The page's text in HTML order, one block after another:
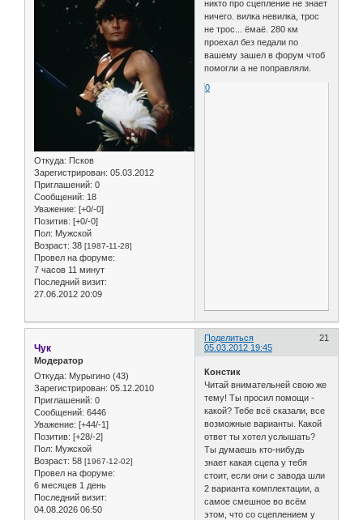
Откуда: Псков
Зарегистрирован: 05.03.2012
Приглашений: 0
Сообщений: 18
Уважение: [+0/-0]
Позитив: [+0/-0]
Пол: Мужской
Возраст: 38 [1987-11-28]
Провел на форуме:
7 часов 11 минут
Последний визит:
27.06.2012 20:09
никто про сцепление не знает
ничего. вилка невилка, трос
не трос... ёмаё. 280 км
проехал без педали по
вашему зашел в форум чтоб
помогли а не поправляли.
0
Поделиться
21
05.03.2012 19:45
Чук
Модератор
Откуда: Мурыгино (43)
Зарегистрирован: 05.12.2010
Приглашений: 0
Сообщений: 6446
Уважение: [+44/-1]
Позитив: [+28/-2]
Пол: Мужской
Возраст: 58 [1967-12-02]
Провел на форуме:
6 месяцев 1 день
Последний визит:
04.08.2026 06:50
Констик
Читай внимательней свою же
тему! Ты просил помощи -
какой? Тебе всё сказали, все
возможные варианты. Какой
ответ ты хотел услышать?
Ты думаешь кто-нибудь
знает какая сцепа у тебя
стоит, если они с завода шли
2 варианта комплектации, а
самое смешное во всём
этом, что со сцеплением у